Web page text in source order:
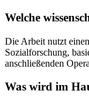
Welche
Die Arbeit nutzt
Sozialforschung,
anschließenden
Was wird im